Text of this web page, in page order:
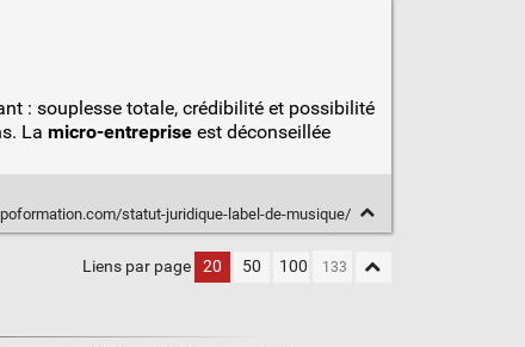
: souplesse totale, crédibilité et possibilité
La micro-entrepriseest déconseillée
statut-juridique-label-de-musique/
Liens par page 20 50 100